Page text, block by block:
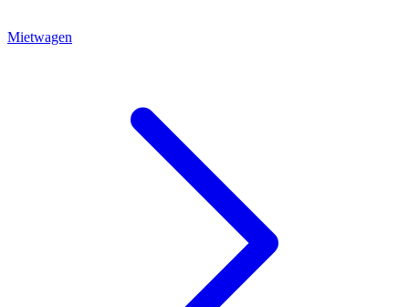
Mietwagen